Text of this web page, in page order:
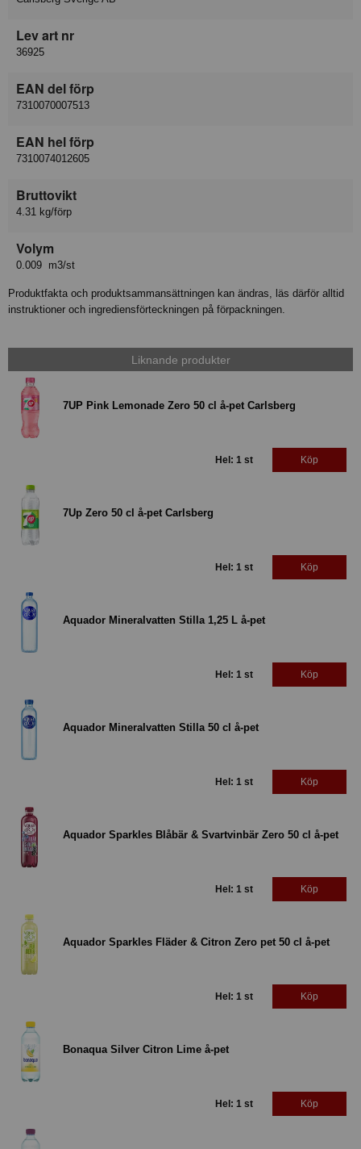
Lev art nr
36925
EAN del förp
7310070007513
EAN hel förp
7310074012605
Bruttovikt
4.31 kg/förp
Volym
0.009 m3/st
Produktfakta och produktsammansättningen kan ändras, läs därför alltid
instruktioner och ingrediensförteckningen på förpackningen.
Liknande produkter
7UP Pink Lemonade Zero 50 cl å-pet Carlsberg
Hel: 1 st Köp
7Up Zero 50 cl å-pet Carlsberg
Hel: 1 st Köp
Aquador Mineralvatten Stilla 1,25 L å-pet
Hel: 1 st Köp
Aquador Mineralvatten Stilla 50 cl å-pet
Hel: 1 st Köp
Aquador Sparkles Blåbär & Svartvinbär Zero 50 cl å-pet
Hel: 1 st Köp
Aquador Sparkles Fläder & Citron Zero pet 50 cl å-pet
Hel: 1 st Köp
Bonaqua Silver Citron Lime å-pet
Hel: 1 st Köp